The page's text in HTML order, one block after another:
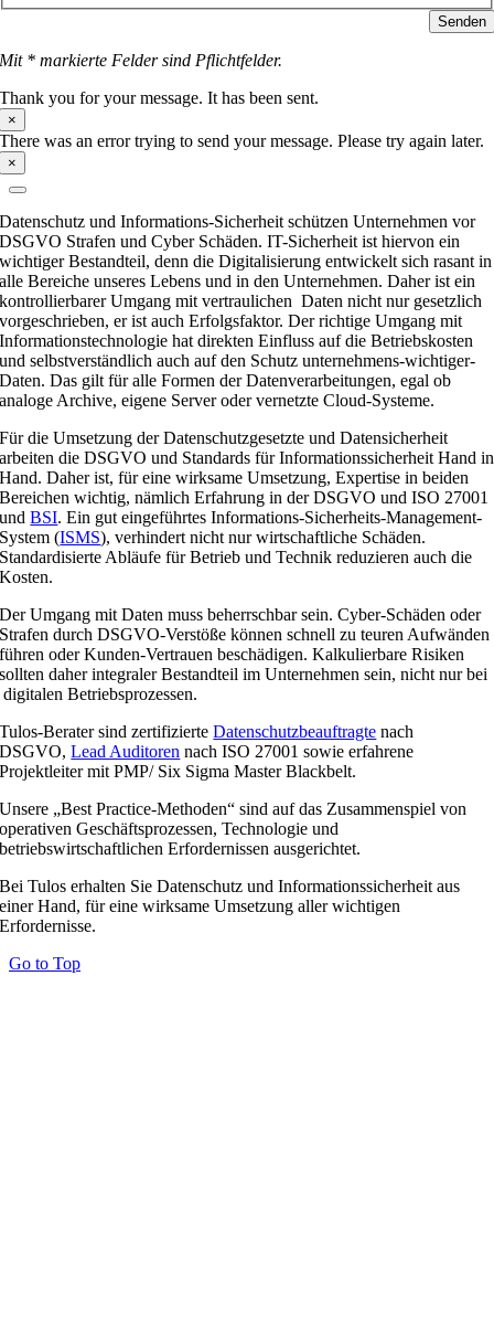
Senden
Mit * markierte Felder sind Pflichtfelder.
Thank you for your message. It has been sent.
×
There was an error trying to send your message. Please try again later.
×
Datenschutz und Informations-Sicherheit schützen Unternehmen vor
DSGVO Strafen und Cyber Schäden. IT-Sicherheit ist hiervon ein
wichtiger Bestandteil, denn die Digitalisierung entwickelt sich rasant in
alle Bereiche unseres Lebens und in den Unternehmen. Daher ist ein
kontrollierbarer Umgang mit vertraulichen Daten nicht nur gesetzlich
vorgeschrieben, er ist auch Erfolgsfaktor. Der richtige Umgang mit
Informationstechnologie hat direkten Einfluss auf die Betriebskosten
und selbstverständlich auch auf den Schutz unternehmens-wichtiger-
Daten. Das gilt für alle Formen der Datenverarbeitungen, egal ob
analoge Archive, eigene Server oder vernetzte Cloud-Systeme.
Für die Umsetzung der Datenschutzgesetzte und Datensicherheit
arbeiten die DSGVO und Standards für Informationssicherheit Hand in
Hand. Daher ist, für eine wirksame Umsetzung, Expertise in beiden
Bereichen wichtig, nämlich Erfahrung in der DSGVO und ISO 27001
undBSI. Ein gut eingeführtes Informations-Sicherheits-Management-
System (ISMS), verhindert nicht nur wirtschaftliche Schäden.
Standardisierte Abläufe für Betrieb und Technik reduzieren auch die
Kosten.
Der Umgang mit Daten muss beherrschbar sein. Cyber-Schäden oder
Strafen durch DSGVO-Verstöße können schnell zu teuren Aufwänden
führen oder Kunden-Vertrauen beschädigen. Kalkulierbare Risiken
sollten daher integraler Bestandteil im Unternehmen sein, nicht nur bei
digitalen Betriebsprozessen.
Tulos-Berater sind zertifizierteDatenschutzbeauftragte nach
DSGVO,Lead Auditoren nach ISO 27001 sowie erfahrene
Projektleiter mit PMP/ Six Sigma Master Blackbelt.
Unsere „Best Practice-Methoden“ sind auf das Zusammenspiel von
operativen Geschäftsprozessen, Technologie und
betriebswirtschaftlichen Erfordernissen ausgerichtet.
Bei Tulos erhalten Sie Datenschutz und Informationssicherheit aus
einer Hand, für eine wirksame Umsetzung aller wichtigen
Erfordernisse.
Go to Top